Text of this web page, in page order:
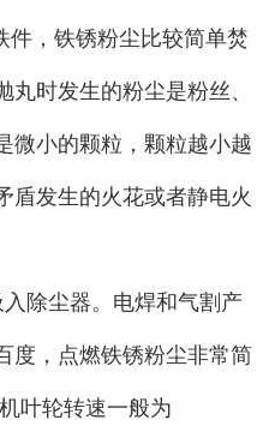
件，铁锈粉尘比较简单焚
时发生的粉尘是粉丝、
微小的颗粒，颗粒越小越
盾发生的火花或者静电火
除尘器。电焊和气割产
度，点燃铁锈粉尘非常简
叶轮转速一般为